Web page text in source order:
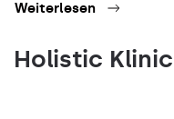
Weiterlesen
Holistic Klinic